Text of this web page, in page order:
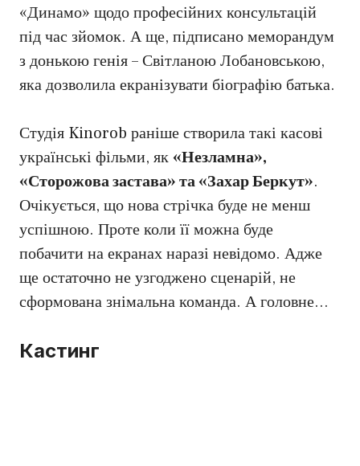
«Динамо» щодо професійних консультацій
під час зйомок. А ще, підписано меморандум
з донькою генія – Світланою Лобановською,
яка дозволила екранізувати біографію батька.
Студія Kinorob раніше створила такі касові
українські фільми, як«Незламна»,
«Сторожова застава» та «Захар Беркут».
Очікується, що нова стрічка буде не менш
успішною. Проте коли її можна буде
побачити на екранах наразі невідомо. Адже
ще остаточно не узгоджено сценарій, не
сформована знімальна команда. А головне…
Кастинг